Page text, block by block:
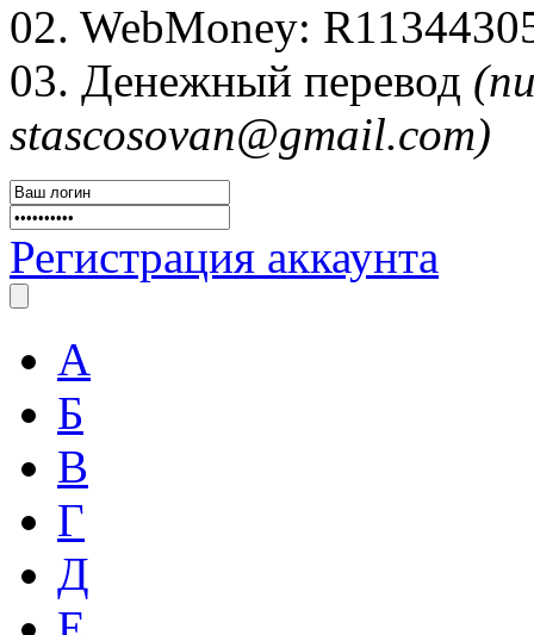
02. WebMoney:
03. Денежный перевод
stascosovan@gmail.com)
Регистрация аккаунта
А
Б
В
Г
Д